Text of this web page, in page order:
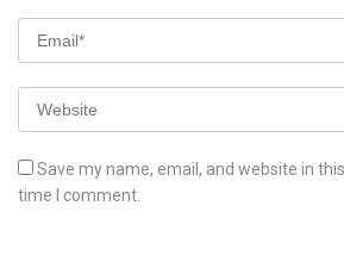
Save my name, email, and website in
time I comment.